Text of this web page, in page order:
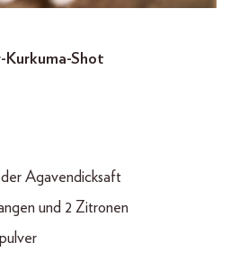
Kurkuma-Shot
Agavendicksaft
und 2 Zitronen